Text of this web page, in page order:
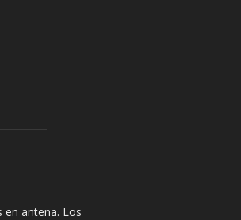
en antena. Los